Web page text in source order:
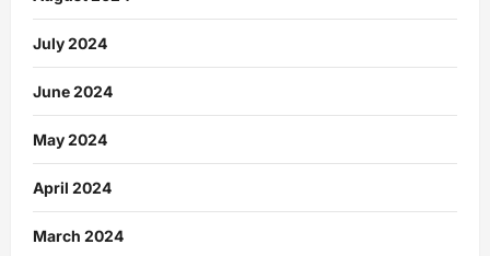
July 2024
June 2024
May 2024
April 2024
March 2024